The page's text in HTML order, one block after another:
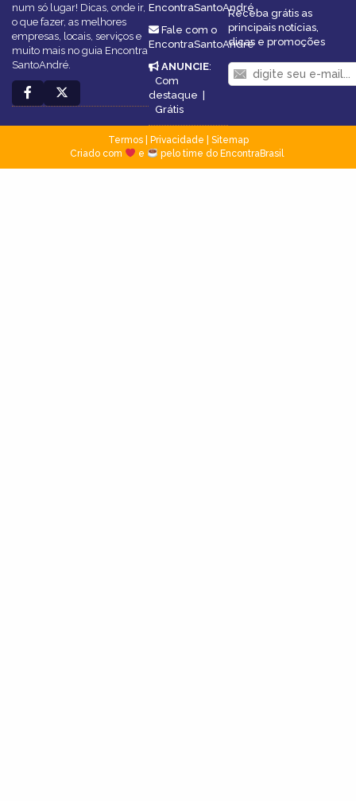
num só lugar! Dicas, onde ir,
o que fazer, as melhores
empresas, locais, serviços e
muito mais no guia Encontra
SantoAndré.
EncontraSantoAndré
Fale com o
EncontraSantoAndré
ANUNCIE:
Com
destaque |
Grátis
Receba grátis as
principais notícias,
dicas e promoções
Termos| Privacidade
Sitemap
Criado com
e pelo time do EncontraBrasil